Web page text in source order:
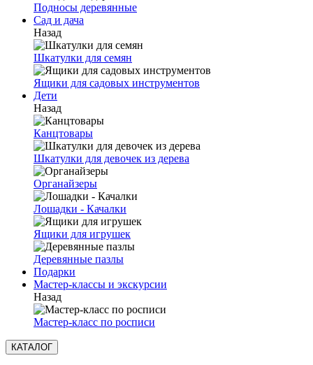
Подносы деревянные
Сад и дача
Назад
Шкатулки для семян
Ящики для садовых инструментов
Дети
Назад
Канцтовары
Шкатулки для девочек из дерева
Органайзеры
Лошадки - Качалки
Ящики для игрушек
Деревянные пазлы
Подарки
Мастер-классы и экскурсии
Назад
Мастер-класс по росписи
КАТАЛОГ